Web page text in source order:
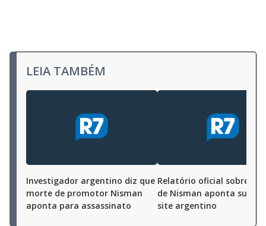
LEIA TAMBÉM
Investigador argentino diz que
morte de promotor Nisman
aponta para assassinato
Relatório oficial sobre
de Nisman aponta
site argentino